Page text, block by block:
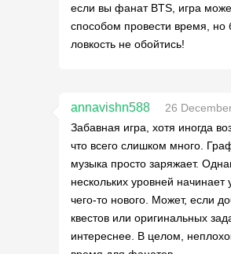
если вы фанат BTS, игра
способом провести время, но
ловкость не обойтись!
annavishn588
26
Забавная игра, хотя иногда
что всего слишком много.
музыка просто заряжает.
нескольких уровней начинает
чего-то нового. Может, если
квестов или оригинальных
интереснее. В целом,